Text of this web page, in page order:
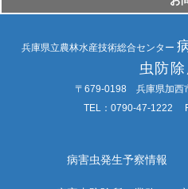
兵庫県立農林水産技術総合センター
虫防除
〒679-0198 兵庫県加西
TEL：0790-47-1222
病害虫発生予察情報